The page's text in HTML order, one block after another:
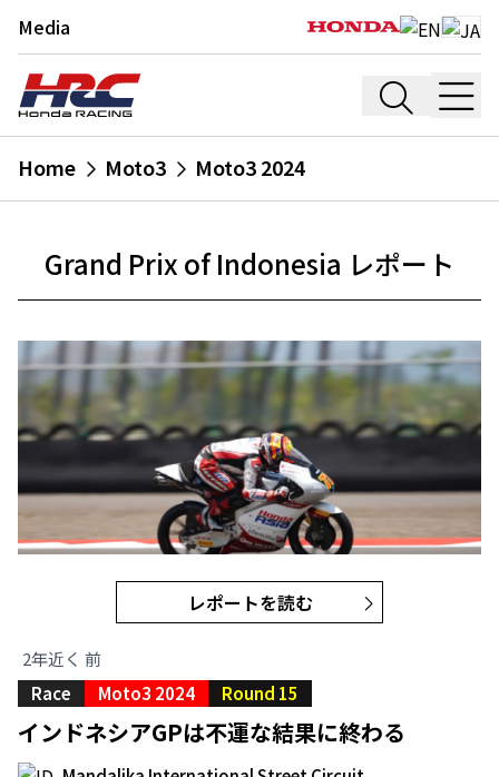
Media
Home Moto3 Moto3 2024
Grand Prix of Indonesia レポート
レポートを読む
2年近く 前
Race
Moto3 2024 Round 15
インドネシアGPは不運な結果に終わる